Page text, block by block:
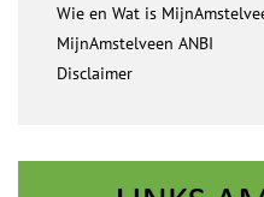
Wie en Wat is
MijnAmstelveen ANBI
Disclaimer